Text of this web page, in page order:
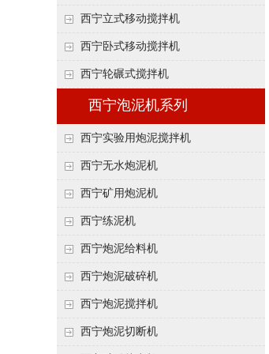
西宁立式移动搅拌机
西宁卧式移动搅拌机
西宁轮碾式搅拌机
西宁泡泥机系列
西宁实验用炮泥搅拌机
西宁无水炮泥机
西宁矿用炮泥机
西宁练泥机
西宁炮泥给料机
西宁炮泥破碎机
西宁炮泥搅拌机
西宁炮泥切断机